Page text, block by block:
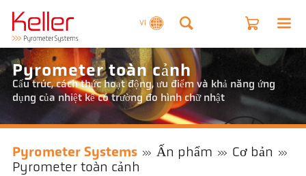
VI
Pyrometer toàn cảnh
Cấu trúc, cách thức hoạt động, ưu điểm và khả năng ứng
dụng của nhiệt kế có trường đo hình chữ nhật
Pyrometer Systems Ấn phẩm
Cơ bản
Pyrometer toàn cảnh